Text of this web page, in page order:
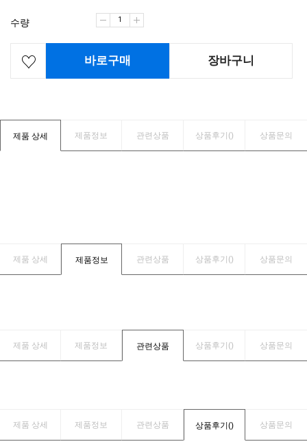
수량
바로구매 장바구니
제품 상세 제품정보 관련상품 상품후기() 상품문의
제품 상세 제품정보 관련상품 상품후기() 상품문의
제품 상세 제품정보 관련상품 상품후기() 상품문의
제품 상세 제품정보 관련상품 상품후기() 상품문의